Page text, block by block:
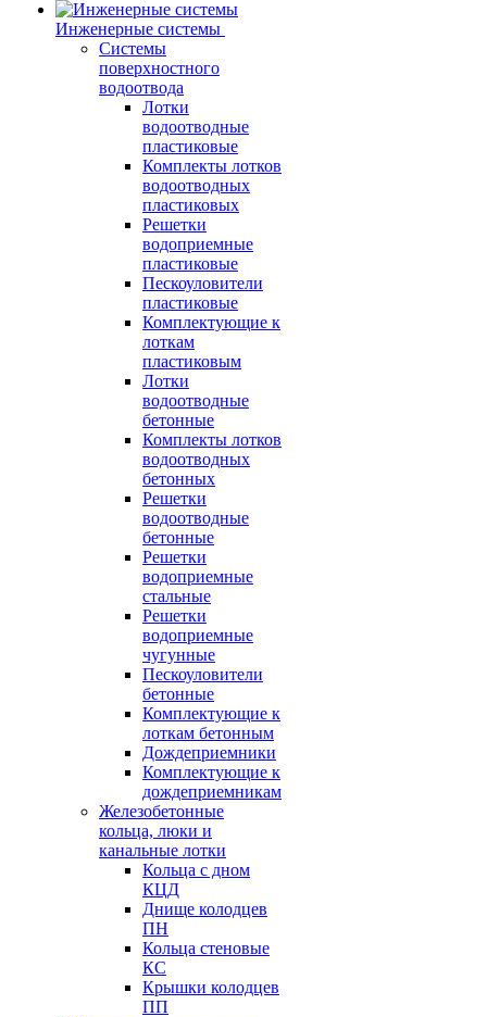
Инженерные системы
Системы
поверхностного
водоотвода
Лотки
водоотводные
пластиковые
Комплекты лотков
водоотводных
пластиковых
Решетки
водоприемные
пластиковые
Пескоуловители
пластиковые
Комплектующие к
лоткам
пластиковым
Лотки
водоотводные
бетонные
Комплекты лотков
водоотводных
бетонных
Решетки
водоотводные
бетонные
Решетки
водоприемные
стальные
Решетки
водоприемные
чугунные
Пескоуловители
бетонные
Комплектующие к
лоткам бетонным
Дождеприемники
Комплектующие к
дождеприемникам
Железобетонные
кольца, люки и
канальные лотки
Кольца с дном
КЦД
Днище колодцев
ПН
Кольца стеновые
КС
Крышки колодцев
ПП